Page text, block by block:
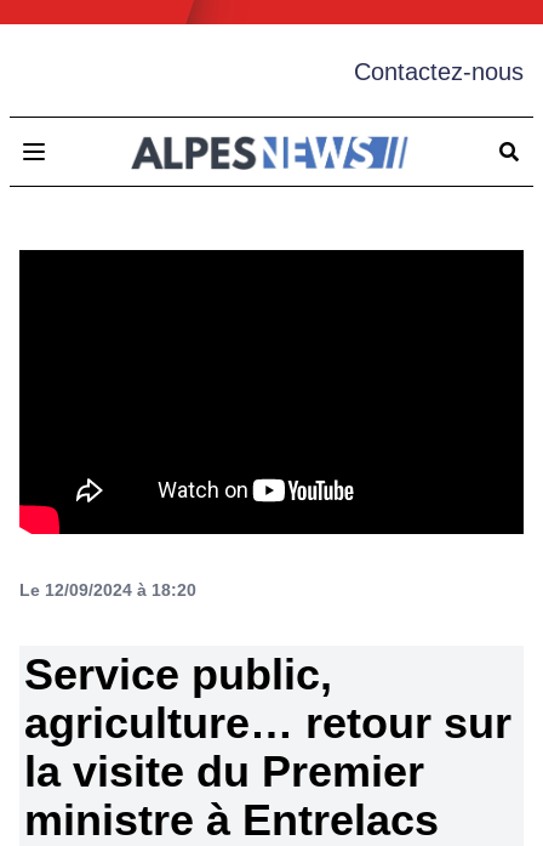
Contactez-nous
Open main menu
Le 12/09/2024 à 18:20
Service public,
agriculture… retour sur
la visite du Premier
ministre à Entrelacs